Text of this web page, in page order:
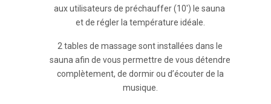
aux utilisateurs de préchauffer (10′) le sauna
et de régler la température idéale.
2 tables de massage sont installées dans le
sauna afin de vous permettre de vous détendre
complètement, de dormir ou d’écouter de la
musique.